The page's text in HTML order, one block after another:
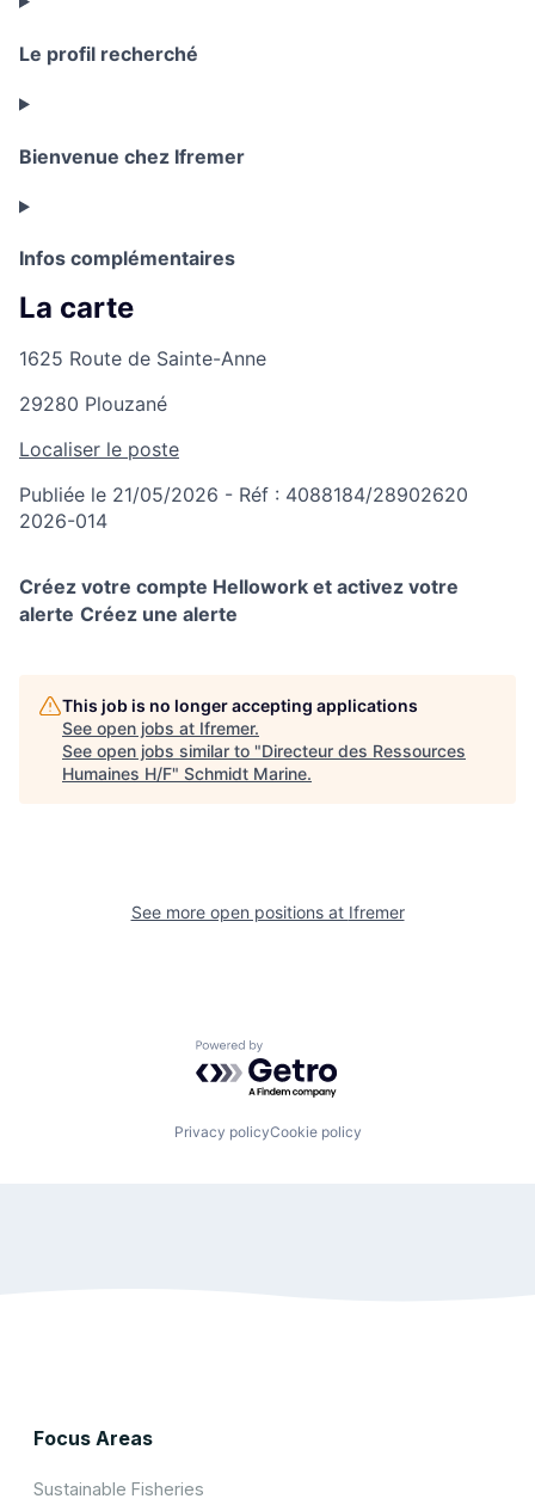
Le profil recherché
Bienvenue chez Ifremer
Infos complémentaires
La carte
1625 Route de Sainte-Anne
29280 Plouzané
Localiser le poste
Publiée le 21/05/2026 - Réf : 4088184/28902620
2026-014
Créez votre compte Hellowork et activez votre
alerte Créez une alerte
This job is no longer accepting applications
See open jobs at Ifremer.
See open jobs similar to "Directeur des Ressources
Humaines H/F" Schmidt Marine.
See more open positions at Ifremer
Powered by Getro.com
Privacy policyCookie policy
Focus Areas
Sustainable Fisheries